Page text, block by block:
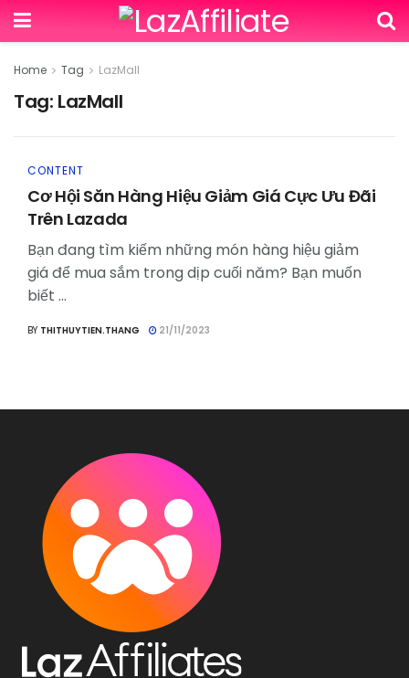
Home Tag LazMall
Tag: LazMall
CONTENT
Cơ Hội Săn Hàng Hiệu Giảm Giá Cực Ưu Đãi
Trên Lazada
Bạn đang tìm kiếm những món hàng hiệu giảm
giá để mua sắm trong dịp cuối năm? Bạn muốn
biết ...
BY THITHUYTIEN.THANG 21/11/2023